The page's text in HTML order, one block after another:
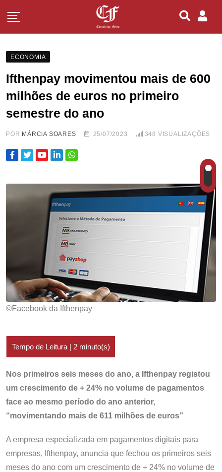
ECONOMIA
Ifthenpay movimentou mais de 600
milhões de euros no primeiro
semestre do ano
POR MÁRCIA SOARES 25/07/2023 348 VISUALIZAÇÕES
©Facebook da Ifthenpay
Nos primeiros seis meses do ano, a Ifthenpay registou
um crescimento de + 24% no volume de pagamentos
face ao mesmo período do ano anterior,
“movimentando mais de 611 milhões de euros”
A empresa especializada em pagamentos digitais para
empresas, Ifthenpay, anuncia que fechou os primeiros seis
meses do ano com um crescimento de + 24% no volume de